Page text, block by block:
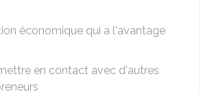
économique qui a l'avantage
en contact avec d'autres